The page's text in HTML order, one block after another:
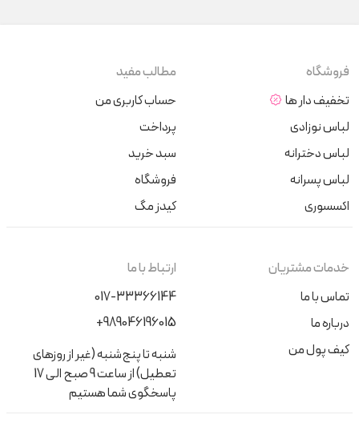
فروشگاه
تخفیف دار ها
لباس نوزادی
لباس دخترانه
لباس پسرانه
اکسسوری
مطالب مفید
حساب کاربری من
پرداخت
سبد خرید
فروشگاه
کیدز مگ
خدمات مشتریان
تماس با ما
درباره ما
کیف پول من
ارتباط با ما
017-33366144
+989046196015
شنبه تا پنج‌شنبه (غیر از روزهای
تعطیل) از ساعت 9 صبح الی 17
پاسخگوی شما هستیم